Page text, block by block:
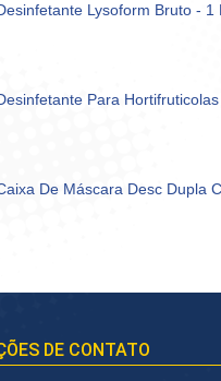
Lysoform Bruto - 1
Para
De Máscara Desc Dupla
DE CONTATO